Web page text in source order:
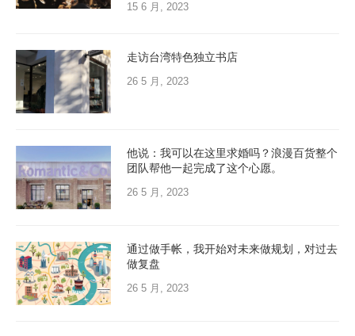
15 6 月, 2023
走访台湾特色独立书店
26 5 月, 2023
他说：我可以在这里求婚吗？浪漫百货整个
团队帮他一起完成了这个心愿。
26 5 月, 2023
通过做手帐，我开始对未来做规划，对过去
做复盘
26 5 月, 2023